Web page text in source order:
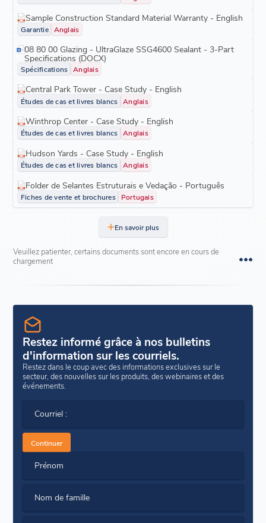
Sample Construction Standard Material Warranty - English
Garantie Anglais
08 80 00 Glazing - UltraGlaze SSG4600 Sealant - 3-Part
Specifications (DOCX)
Spécifications Anglais
Central Park Tower - Case Study - English
Études de cas et livres blancs Anglais
Winthrop Center - Case Study - English
Études de cas et livres blancs Anglais
Hudson Yards - Case Study - English
Études de cas et livres blancs Anglais
Folder de Selantes Estruturais e Vedação - Português
Fiches de vente et brochures Portugais
En savoir plus
Veuillez patienter, certains documents sont encore en cours de
chargement
Restez informé grâce à nos bulletins
d'information sur les courriels.
Restez dans le coup avec des informations exclusives sur le
secteur, des nouvelles sur les produits, des webinaires et des
événements.
Courriel :
Continuer
Prénom
Nom de famille